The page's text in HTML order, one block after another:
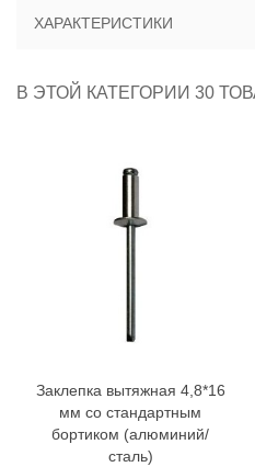
ХАРАКТЕРИСТИКИ
В ЭТОЙ КАТЕГОРИИ 30
Заклепка вытяжная 4,8*16
мм со стандартным
бортиком (алюминий/
сталь)